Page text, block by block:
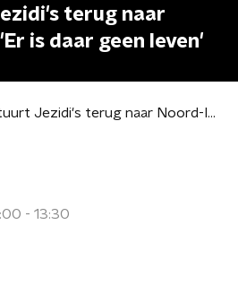
terug naar
is daar geen leven'
IND stuurt Jezidi's terug naar Noord-Irak: 'Er is daar geen leven'
- 13:30